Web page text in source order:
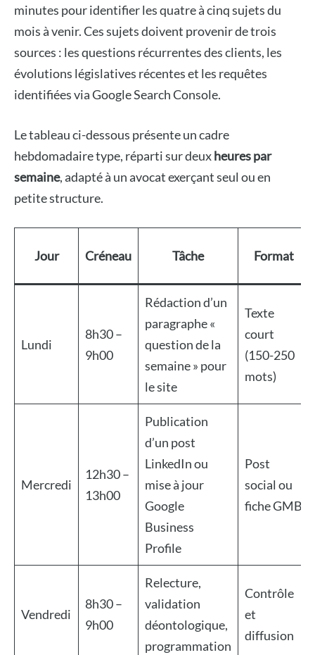
minutes pour identifier les quatre à cinq sujets du
mois à venir. Ces sujets doivent provenir de trois
sources : les questions récurrentes des clients, les
évolutions législatives récentes et les requêtes
identifiées via Google Search Console.
Le tableau ci-dessous présente un cadre
hebdomadaire type, réparti sur deuxheures par
semaine, adapté à un avocat exerçant seul ou en
petite structure.
Jour Créneau Tâche Format
Lundi
8h30 –
9h00
Rédaction d’un
paragraphe «
question de la
semaine » pour
le site
Texte
court
(150-250
mots)
Mercredi
12h30 –
13h00
Publication
d’un post
LinkedIn ou
mise à jour
Google
Business
Profile
Post
social ou
fiche GMB
Vendredi
8h30 –
9h00
Relecture,
validation
déontologique,
programmation
Contrôle
et
diffusion